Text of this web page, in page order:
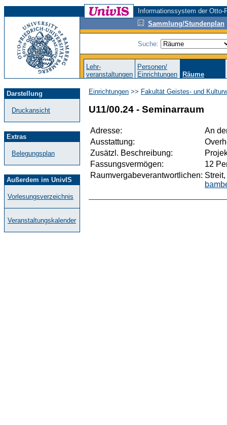
Informationssystem der
Sammlung/Stundenplan
Suche:
Lehr-
veranstaltungen
Personen/
Einrichtungen
Räume
Darstellung
Druckansicht
Extras
Belegungsplan
Außerdem im UnivIS
Vorlesungsverzeichnis
Veranstaltungskalender
Einrichtungen >> Fakultät Geistes- und
U11/00.24 - Seminarraum
Adresse:
An
Ausstattung:
Zusätzl. Beschreibung:
Fassungsvermögen:
12
Raumvergabeverantwortlichen: